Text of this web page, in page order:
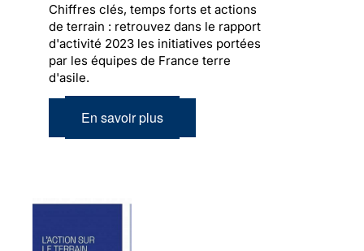
Chiffres clés, temps forts et actions
de terrain : retrouvez dans le rapport
d'activité 2023 les initiatives portées
par les équipes de France terre
d'asile.
En savoir plus